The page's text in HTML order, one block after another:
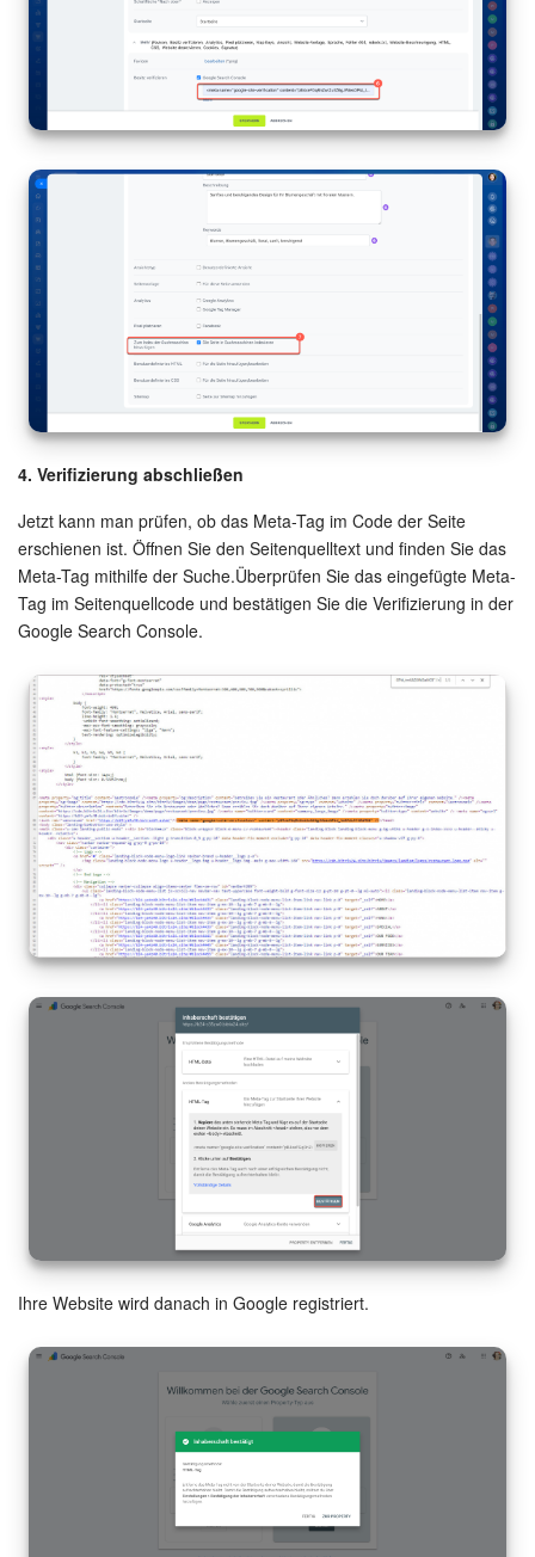
4. Verifizierung abschließen
Jetzt kann man prüfen, ob das Meta-Tag im Code der Seite
erschienen ist. Öffnen Sie den Seitenquelltext und finden Sie das
Meta-Tag mithilfe der Suche.Überprüfen Sie das eingefügte Meta-
Tag im Seitenquellcode und bestätigen Sie die Verifizierung in der
Google Search Console.
Ihre Website wird danach in Google registriert.